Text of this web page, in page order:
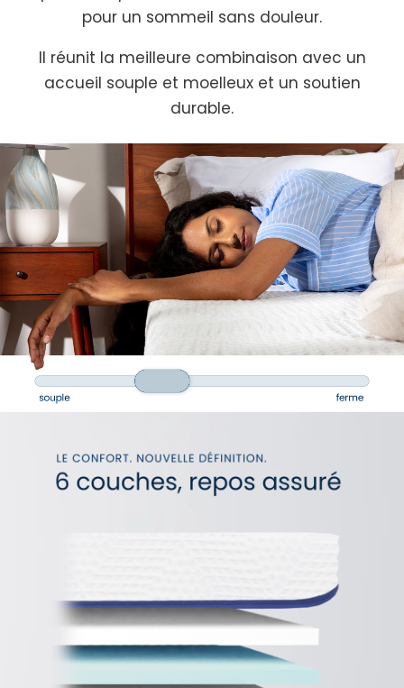
pour un sommeil sans douleur.
Il réunit la meilleure combinaison avec un
accueil souple et moelleux et un soutien
durable.